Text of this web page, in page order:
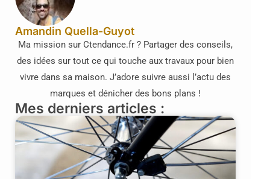
Amandin Quella-Guyot
Ma mission sur Ctendance.fr ? Partager des conseils,
des idées sur tout ce qui touche aux travaux pour bien
vivre dans sa maison. J’adore suivre aussi l’actu des
marques et dénicher des bons plans !
Mes derniers articles :